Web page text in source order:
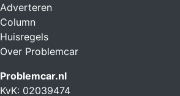
Adverteren
Column
Huisregels
Over Problemcar
Problemcar.nl
KvK: 02039474